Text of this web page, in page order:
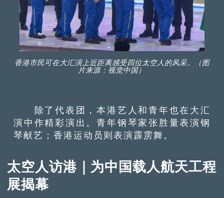
香港市民可在大汇演上近距离感受四位太空人的风采。（图
片来源：视觉中国）
除了代表团，本港艺人和青年也在大汇
演中作精彩演出。青年钢琴家张胜量表演钢
琴献艺；香港运动员则表演霹雳舞。
太空人访港｜为中国载人航天工程
展揭幕